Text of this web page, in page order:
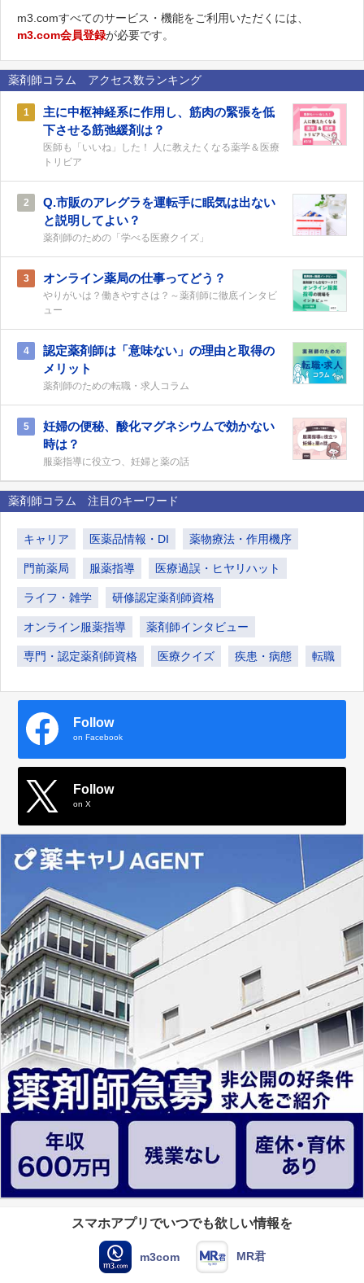
m3.comすべてのサービス・機能をご利用いただくには、
m3.com会員登録が必要です。
薬剤師コラム アクセス数ランキング
1
主に中枢神経系に作用し、筋肉の緊張を低
下させる筋弛緩剤は？
医師も「いいね」した！ 人に教えたくなる薬学＆医療
トリビア
2
Q.市販のアレグラを運転手に眠気は出ない
と説明してよい？
薬剤師のための「学べる医療クイズ」
3 オンライン薬局の仕事ってどう？
やりがいは？働きやすさは？～薬剤師に徹底インタビ
ュー
4
認定薬剤師は「意味ない」の理由と取得の
メリット
薬剤師のための転職・求人コラム
5
妊婦の便秘、酸化マグネシウムで効かない
時は？
服薬指導に役立つ、妊婦と薬の話
薬剤師コラム 注目のキーワード
キャリア 医薬品情報・DI 薬物療法・作用機序
門前薬局 服薬指導 医療過誤・ヒヤリハット
ライフ・雑学 研修認定薬剤師資格
オンライン服薬指導 薬剤師インタビュー
専門・認定薬剤師資格 医療クイズ 疾患・病態 転職
Follow
on Facebook
Follow
on X
スマホアプリでいつでも欲しい情報を
m3com MR君